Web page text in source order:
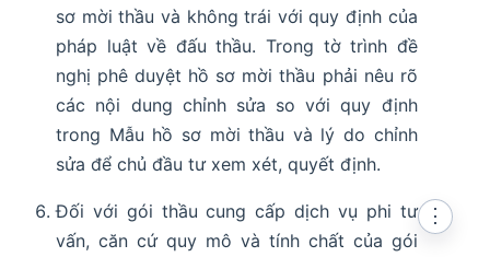
sơ mời thầu và không trái với quy định của
pháp luật về đấu thầu. Trong tờ trình đề
nghị phê duyệt hồ sơ mời thầu phải nêu rõ
các nội dung chỉnh sửa so với quy định
trong Mẫu hồ sơ mời thầu và lý do chỉnh
sửa để chủ đầu tư xem xét, quyết định.
Đối với gói thầu cung cấp dịch vụ phi tư
vấn, căn cứ quy mô và tính chất của gói
⋮